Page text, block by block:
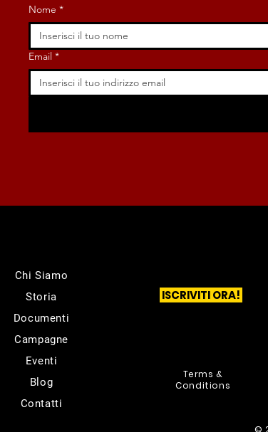
Nome *
Email *
Chi Siamo
Storia
Documenti
Campagne
Eventi
Blog
Contatti
ISCRIVITI ORA!
Terms &
Conditions